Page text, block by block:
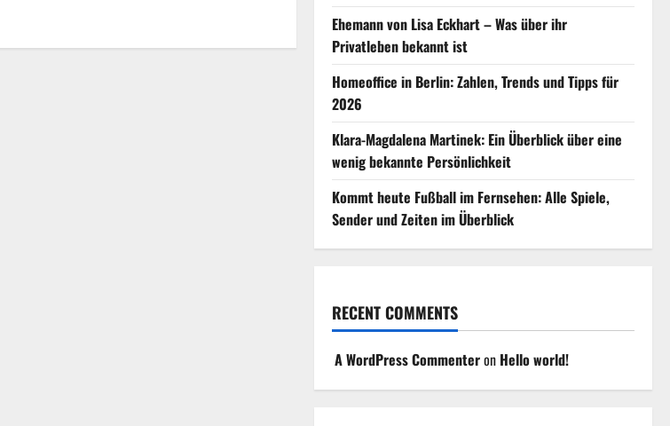
Ehemann von Lisa Eckhart – Was über ihr
Privatleben bekannt ist
Homeoffice in Berlin: Zahlen, Trends und Tipps für
2026
Klara-Magdalena Martinek: Ein Überblick über eine
wenig bekannte Persönlichkeit
Kommt heute Fußball im Fernsehen: Alle Spiele,
Sender und Zeiten im Überblick
RECENT COMMENTS
A WordPress Commenteron Hello world!